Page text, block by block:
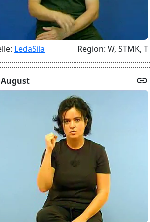
LedaSila Region: W, STMK, T
link